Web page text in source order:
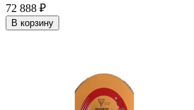
72 888 ₽
В корзину